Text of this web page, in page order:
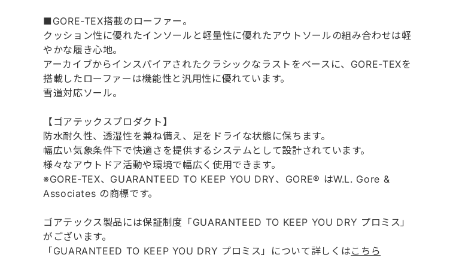
■GORE-TEX搭載のローファー。
クッション性に優れたインソールと軽量性に優れたアウトソールの組み合わせは軽
やかな履き心地。
アーカイブからインスパイアされたクラシックなラストをベースに、GORE-TEXを
搭載したローファーは機能性と汎用性に優れています。
雪道対応ソール。
【ゴアテックスプロダクト】
防水耐久性、透湿性を兼ね備え、足をドライな状態に保ちます。
幅広い気象条件下で快適さを提供するシステムとして設計されています。
様々なアウトドア活動や環境で幅広く使用できます。
※GORE-TEX、GUARANTEED TO KEEP YOU DRY、GORE® はW.L. Gore &
Associates の商標です。
ゴアテックス製品には保証制度「GUARANTEED TO KEEP YOU DRY プロミス」
がございます。
「GUARANTEED TO KEEP YOU DRY プロミス」について詳しくは こちら